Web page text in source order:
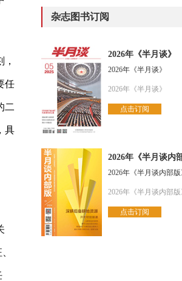
任
二
具
杂志图书订阅
2026年《半月谈》
2026年《半月谈》
2026年《半月谈》
点击订阅
2026年《半月谈内
2026年《半月谈内部版
2026年《半月谈内部版
点击订阅